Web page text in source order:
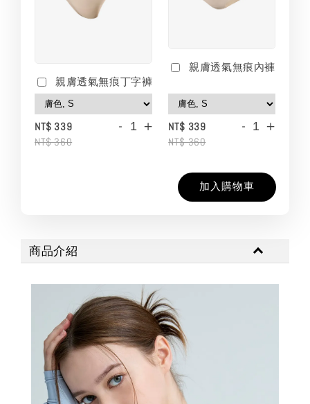
親膚透氣無痕丁字褲
NT$ 339
NT$ 360
- +
親膚透氣無痕內褲
NT$ 339
NT$ 360
- +
加入購物車
商品介紹